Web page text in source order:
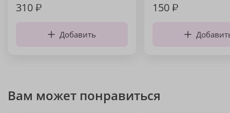
310₽
Добавить
150₽
Вам может понравиться